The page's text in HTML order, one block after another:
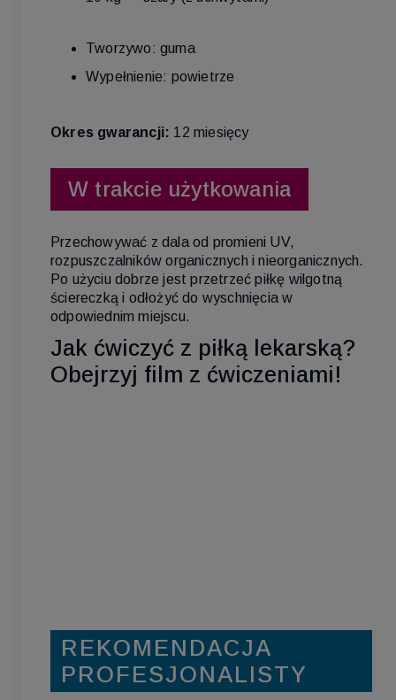
Tworzywo: guma
Wypełnienie: powietrze
Okres gwarancji: 12 miesięcy
W trakcie użytkowania
Przechowywać z dala od promieni UV,
rozpuszczalników organicznych i nieorganicznych.
Po użyciu dobrze jest przetrzeć piłkę wilgotną
ściereczką i odłożyć do wyschnięcia w
odpowiednim miejscu.
Jak ćwiczyć z piłką lekarską?
Obejrzyj film z ćwiczeniami!
REKOMENDACJA
PROFESJONALISTY